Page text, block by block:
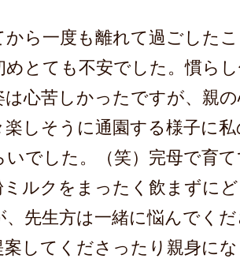
から一度も離れて過ごした
めとても不安でした。慣ら
は心苦しかったですが、親
楽しそうに通園する様子に
いでした。（笑）完母で育
ミルクをまったく飲まずに
、先生方は一緒に悩んでく
案してくださったり親身に